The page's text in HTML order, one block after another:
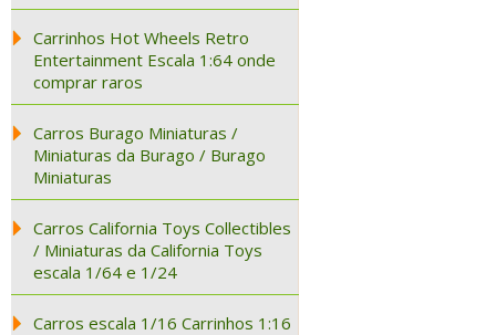
Carrinhos Hot Wheels Retro
Entertainment Escala 1:64 onde
comprar raros
Carros Burago Miniaturas /
Miniaturas da Burago / Burago
Miniaturas
Carros California Toys Collectibles
/ Miniaturas da California Toys
escala 1/64 e 1/24
Carros escala 1/16 Carrinhos 1:16